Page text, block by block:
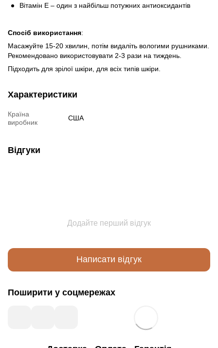
Вітамін Е – один з найбільш потужних антиоксидантів
Спосіб використання:
Масажуйте 15-20 хвилин, потім видаліть вологими рушниками.
Рекомендовано використовувати 2-3 рази на тиждень.
Підходить для зрілої шкіри, для всіх типів шкіри.
Характеристики
Країна
виробник
США
Відгуки
Додайте перший відгук
Написати відгук
Поширити у соцмережах